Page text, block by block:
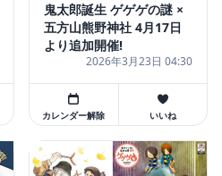
鬼太郎誕生 ゲゲゲの謎 ×
五方山熊野神社 4月17日
より追加開催!
2026年3月23日 04:30
カレンダー解除 いいね